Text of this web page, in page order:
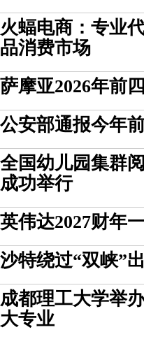
火蝠电商：专业
品消费市场
萨摩亚2026年前
公安部通报今年
全国幼儿园集群
成功举行
英伟达2027财年
沙特绕过“双峡”
成都理工大学举
大专业